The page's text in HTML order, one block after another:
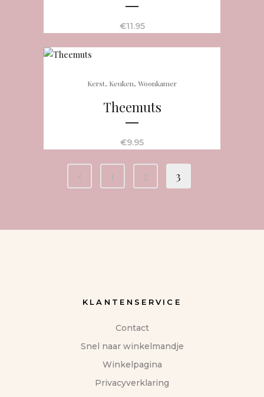
€11.95
Kerst, Keuken, Woonkamer
Theemuts
€9.95
1 2 3
KLANTENSERVICE
Contact
Snel naar winkelmandje
Winkelpagina
Privacyverklaring